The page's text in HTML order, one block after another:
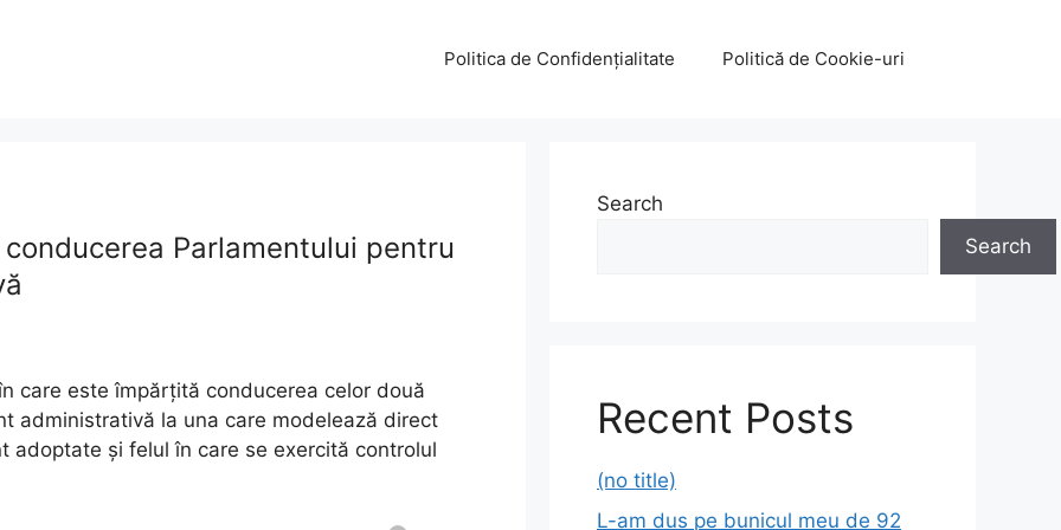
Politica de Confidențialitate Politică de Cookie-uri
Parlamentului pentru
care este împărțită conducerea celor două
administrativă la una care modelează direct
adoptate și felul în care se exercită controlul
Search
Search
Recent Posts
(no title)
L-am dus pe bunicul meu de 92